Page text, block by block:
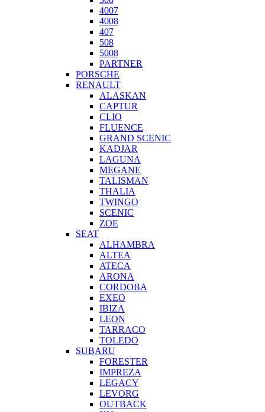
4007
4008
407
508
5008
PARTNER
PORSCHE
RENAULT
ALASKAN
CAPTUR
CLIO
FLUENCE
GRAND SCENIC
KADJAR
LAGUNA
MEGANE
TALISMAN
THALIA
TWINGO
SCENIC
ZOE
SEAT
ALHAMBRA
ALTEA
ATECA
ARONA
CORDOBA
EXEO
IBIZA
LEON
TARRACO
TOLEDO
SUBARU
FORESTER
IMPREZA
LEGACY
LEVORG
OUTBACK